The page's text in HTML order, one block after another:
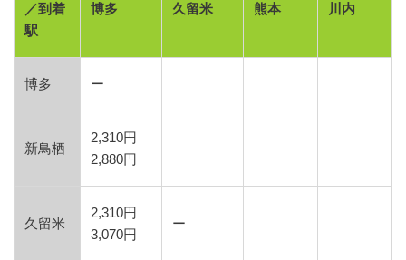
／到着
駅
博多 久留米 熊本 川内
博多 ー
新鳥栖
2,310円
2,880円
久留米
2,310円
3,070円
ー